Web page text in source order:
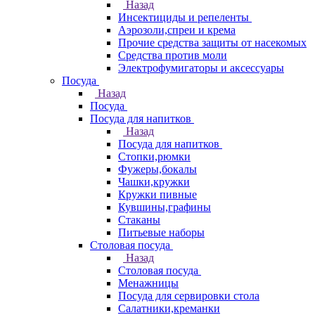
Назад
Инсектициды и репеленты
Аэрозоли,спреи и крема
Прочие средства защиты от насекомых
Средства против моли
Электрофумигаторы и аксессуары
Посуда
Назад
Посуда
Посуда для напитков
Назад
Посуда для напитков
Стопки,рюмки
Фужеры,бокалы
Чашки,кружки
Кружки пивные
Кувшины,графины
Стаканы
Питьевые наборы
Столовая посуда
Назад
Столовая посуда
Менажницы
Посуда для сервировки стола
Салатники,креманки